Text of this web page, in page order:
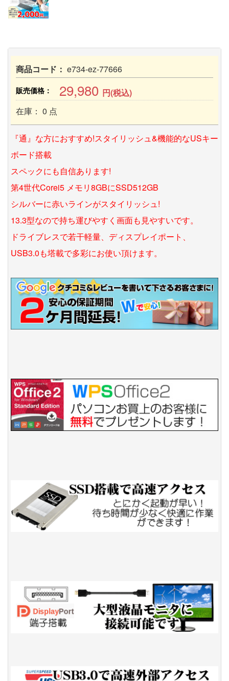
商品コード： e734-ez-77666
販売価格： 29,980 円(税込)
在庫： 0 点
『通』な方におすすめ!スタイリッシュ&機能的なUSキー
ボード搭載
スペックにも自信あります!
第4世代Corei5 メモリ8GBにSSD512GB
シルバーに赤いラインがスタイリッシュ!
13.3型なので持ち運びやすく画面も見やすいです。
ドライブレスで若干軽量、ディスプレイポート、
USB3.0も塔載で多彩にお使い頂けます。